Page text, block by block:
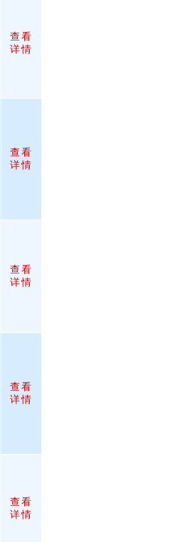
查看
详情
查看
详情
查看
详情
查看
详情
查看
详情